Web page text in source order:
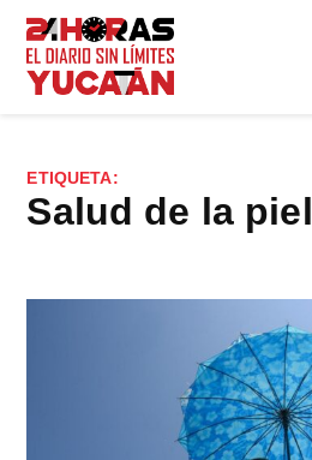
Saltar
contenido
ETIQUETA:
salud de la piel